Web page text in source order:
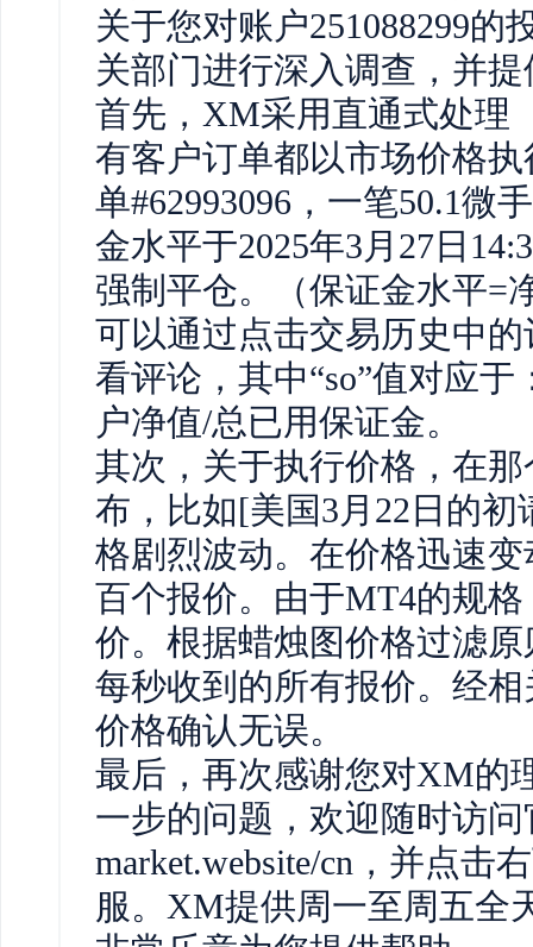
关于您对账户251088299
关部门进行深入调查，并
首先，XM采用直通式处理
有客户订单都以市场价格
单#62993096，一笔50.1微
金水平于2025年3月27日
强制平仓。（保证金水平=
可以通过点击交易历史中
看评论，其中“so”值对应
户净值/总已用保证金。
其次，关于执行价格，在
布，比如[美国3月22日的
格剧烈波动。在价格迅速
百个报价。由于MT4的规
价。根据蜡烛图价格过滤
每秒收到的所有报价。经
价格确认无误。
最后，再次感谢您对XM的
一步的问题，欢迎随时访
market.website/cn，并点击
服。XM提供周一至周五全